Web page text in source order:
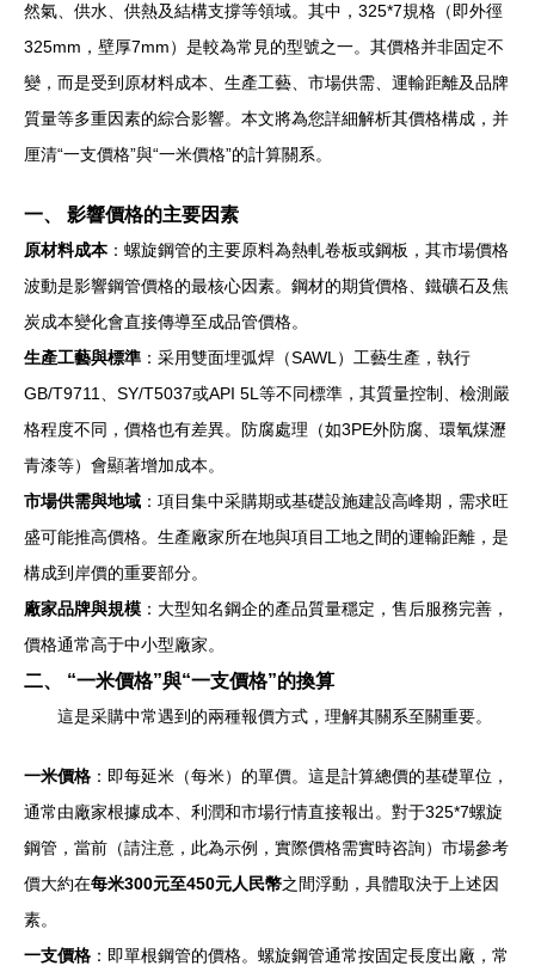
然氣、供水、供熱及結構支撐等領域。其中，325*7規格（即外徑
325mm，壁厚7mm）是較為常見的型號之一。其價格并非固定不
變，而是受到原材料成本、生產工藝、市場供需、運輸距離及品牌
質量等多重因素的綜合影響。本文將為您詳細解析其價格構成，并
厘清“一支價格”與“一米價格”的計算關系。
一、 影響價格的主要因素
原材料成本：螺旋鋼管的主要原料為熱軋卷板或鋼板，其市場價格
波動是影響鋼管價格的最核心因素。鋼材的期貨價格、鐵礦石及焦
炭成本變化會直接傳導至成品管價格。
生產工藝與標準 ：采用雙面埋弧焊（SAWL）工藝生產，執行
GB/T9711、SY/T5037或API 5L等不同標準，其質量控制、檢測嚴
格程度不同，價格也有差異。防腐處理（如3PE外防腐、環氧煤瀝
青漆等）會顯著增加成本。
市場供需與地域 ：項目集中采購期或基礎設施建設高峰期，需求旺
盛可能推高價格。生產廠家所在地與項目工地之間的運輸距離，是
構成到岸價的重要部分。
廠家品牌與規模 ：大型知名鋼企的產品質量穩定，售后服務完善，
價格通常高于中小型廠家。
二、 “一米價格”與“一支價格”的換算
這是采購中常遇到的兩種報價方式，理解其關系至關重要。
一米價格 ：即每延米（每米）的單價。這是計算總價的基礎單位，
通常由廠家根據成本、利潤和市場行情直接報出。對于325*7螺旋
鋼管，當前（請注意，此為示例，實際價格需實時咨詢）市場參考
價大約在每米300元至450元人民幣之間浮動，具體取決于上述因
素。
一支價格 ：即單根鋼管的價格。螺旋鋼管通常按固定長度出廠，常